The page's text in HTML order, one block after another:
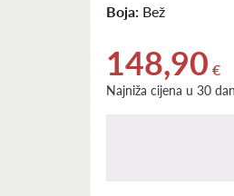
Boja:Bež
Trenutna cijena
148,90 €
Najniža cijena u 30